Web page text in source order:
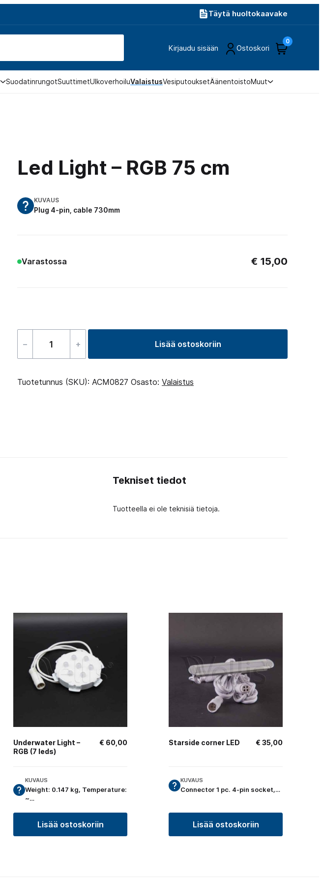
Täytä huoltokaavake
Kirjaudu sisään Ostoskori
0
SuodatinrungotSuuttimetUlkoverhoiluValaistusVesiputouksetÄänentoistoMuut
Led Light – RGB 75 cm
KUVAUS
Plug 4-pin, cable 730mm
Varastossa € 15,00
–
Led
–
+ Lisää ostoskoriin
Tuotetunnus (SKU): ACM0827 Osasto: Valaistus
Tekniset tiedot
Tuotteella ei ole teknisiä tietoja.
Underwater Light –
RGB (7 leds)
€ 60,00
KUVAUS
Weight: 0.147 kg, Temperature:
~…
Lisää ostoskoriin
Starside corner LED € 35,00
KUVAUS
Connector 1 pc. 4-pin socket,…
Lisää ostoskoriin